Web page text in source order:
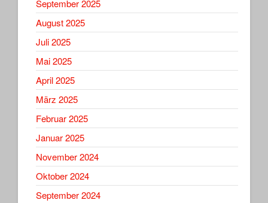
September 2025
August 2025
Juli 2025
Mai 2025
April 2025
März 2025
Februar 2025
Januar 2025
November 2024
Oktober 2024
September 2024